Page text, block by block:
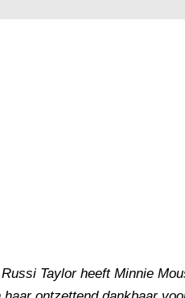
Taylor heeft Minnie